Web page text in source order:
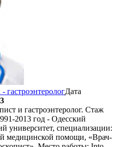
гастроэнтерологДата
и гастроэнтеролог. Стаж
2013 год - Одесский
университет, специализации:
медицинской помощи, «Врач-